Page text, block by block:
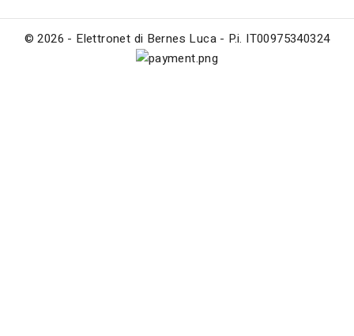
© 2026 - Elettronet di Bernes Luca - P.i. IT00975340324